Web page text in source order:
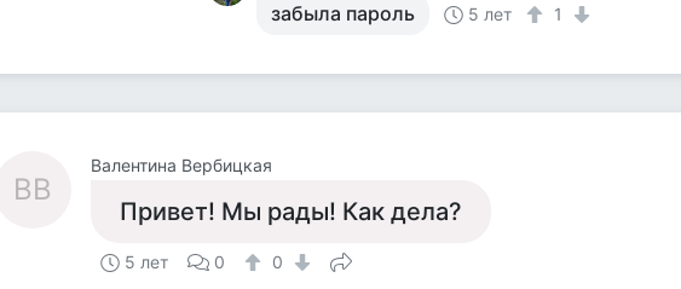
забыла пароль 5 лет 1
ВВ
Валентина Вербицкая
Привет! Мы рады! Как дела?
5 лет 0 0